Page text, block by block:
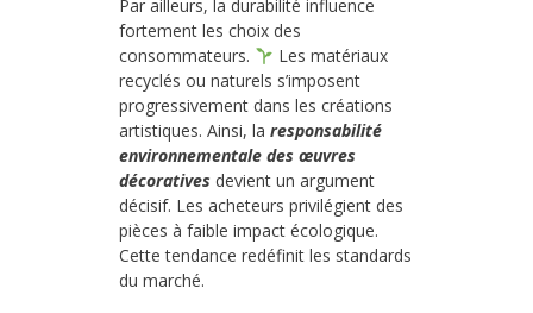
Par ailleurs, la durabilité influence
fortement les choix des
consommateurs.
Les matériaux
recyclés ou naturels s’imposent
progressivement dans les créations
artistiques. Ainsi, la responsabilité
environnementale des œuvres
décoratives devient un argument
décisif. Les acheteurs privilégient des
pièces à faible impact écologique.
Cette tendance redéfinit les standards
du marché.